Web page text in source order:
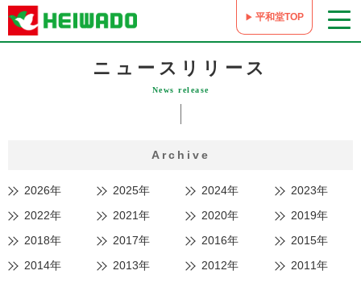
平和堂TOP
ニュースリリース
News release
Archive
2026年 2025年 2024年
2023年
2022年
2021年 2020年
2019年
2018年
2017年 2016年
2015年
2014年
2013年 2012年
2011年